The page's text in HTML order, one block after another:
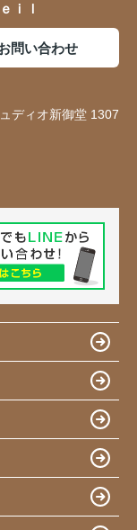
ｉｌ
問い合わせ
ディオ新御堂 1307